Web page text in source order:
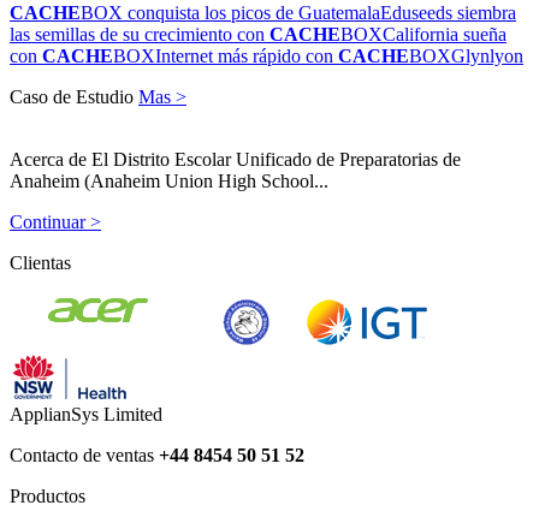
CACHEBOX conquista los picos de GuatemalaEduseeds siembra
las semillas de su crecimiento con CACHEBOXCalifornia sueña
con CACHEBOXInternet más rápido con CACHEBOXGlynlyon
Caso de Estudio Mas >
Acerca de El Distrito Escolar Unificado de Preparatorias de
Anaheim (Anaheim Union High School...
Continuar >
Clientas
ApplianSys Limited
Contacto de ventas +44 8454 50 51 52
Productos